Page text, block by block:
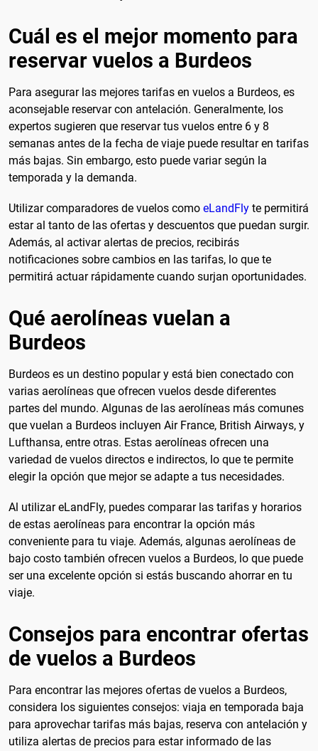
Cuál es el mejor momento para
reservar vuelos a Burdeos
Para asegurar las mejores tarifas en vuelos a Burdeos, es
aconsejable reservar con antelación. Generalmente, los
expertos sugieren que reservar tus vuelos entre 6 y 8
semanas antes de la fecha de viaje puede resultar en tarifas
más bajas. Sin embargo, esto puede variar según la
temporada y la demanda.
Utilizar comparadores de vuelos como eLandFly te permitirá
estar al tanto de las ofertas y descuentos que puedan surgir.
Además, al activar alertas de precios, recibirás
notificaciones sobre cambios en las tarifas, lo que te
permitirá actuar rápidamente cuando surjan oportunidades.
Qué aerolíneas vuelan a
Burdeos
Burdeos es un destino popular y está bien conectado con
varias aerolíneas que ofrecen vuelos desde diferentes
partes del mundo. Algunas de las aerolíneas más comunes
que vuelan a Burdeos incluyen Air France, British Airways, y
Lufthansa, entre otras. Estas aerolíneas ofrecen una
variedad de vuelos directos e indirectos, lo que te permite
elegir la opción que mejor se adapte a tus necesidades.
Al utilizar eLandFly, puedes comparar las tarifas y horarios
de estas aerolíneas para encontrar la opción más
conveniente para tu viaje. Además, algunas aerolíneas de
bajo costo también ofrecen vuelos a Burdeos, lo que puede
ser una excelente opción si estás buscando ahorrar en tu
viaje.
Consejos para encontrar ofertas
de vuelos a Burdeos
Para encontrar las mejores ofertas de vuelos a Burdeos,
considera los siguientes consejos: viaja en temporada baja
para aprovechar tarifas más bajas, reserva con antelación y
utiliza alertas de precios para estar informado de las